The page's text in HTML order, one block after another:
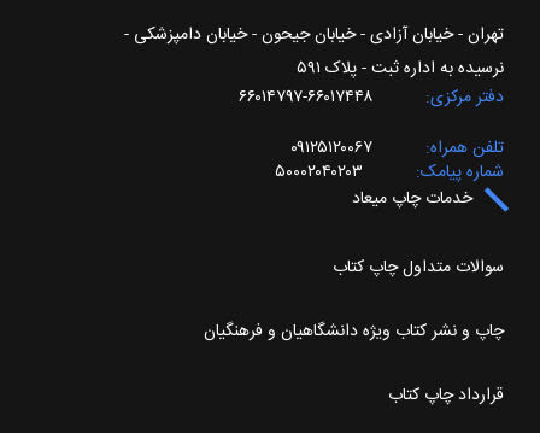
تهران - خیابان آزادی - خیابان جیحون - خیابان دامپزشکی -
نرسیده به اداره ثبت - پلاک ۵۹۱
دفتر مرکزی
۶۶۰۱۷۴۴۸-۶۶۰۱۴۷۹۷
تلفن همراه
۰۹۱۲۵۱۲۰۰۶۷
شماره پیامک
۵۰۰۰۲۰۴۰۲۰۳
خدمات چاپ میعاد
سوالات متداول چاپ کتاب
چاپ و نشر کتاب ویژه دانشگاهیان و فرهنگیان
قرارداد چاپ کتاب